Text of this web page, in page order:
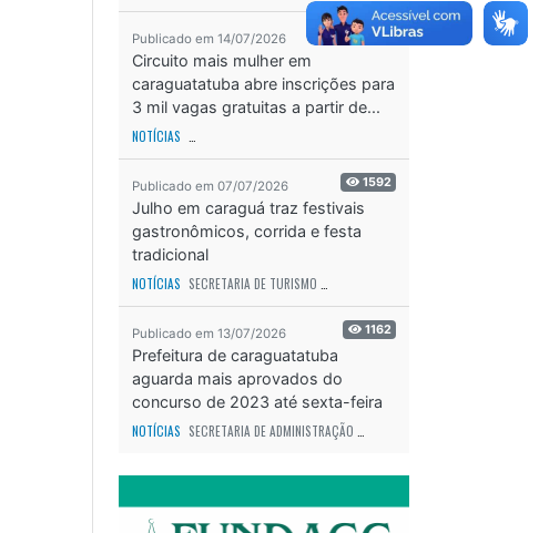
Publicado em 14/07/2026 2067
Circuito mais mulher em
caraguatatuba abre inscrições para
3 mil vagas gratuitas a partir de...
NOTÍCIAS
Publicado em 07/07/2026 1592
Julho em caraguá traz festivais
gastronômicos, corrida e festa
tradicional
NOTÍCIAS SECRETARIA DE TURISMO
Publicado em 13/07/2026 1162
Prefeitura de caraguatatuba
aguarda mais aprovados do
concurso de 2023 até sexta-feira
(17)
NOTÍCIAS SECRETARIA DE ADMINISTRAÇÃO